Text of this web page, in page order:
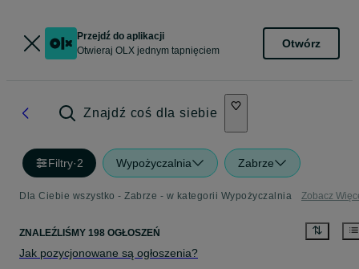
Przejdź do aplikacji
Otwieraj OLX jednym tapnięciem
Otwórz
Znajdź coś dla siebie
Filtry·2 Wypożyczalnia Zabrze
Dla Ciebie wszystko - Zabrze - w kategorii Wypożyczalnia Zobacz
ZNALEŹLIŚMY 198 OGŁOSZEŃ
Jak pozycjonowane są ogłoszenia?